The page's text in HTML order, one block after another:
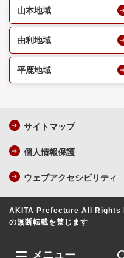
メニュー
山本地域
由利地域
平鹿地域
サイトマップ
個人情報保護
ウェブアクセシビリティ
AKITA Prefecture All Rights
の無断転載を禁じます